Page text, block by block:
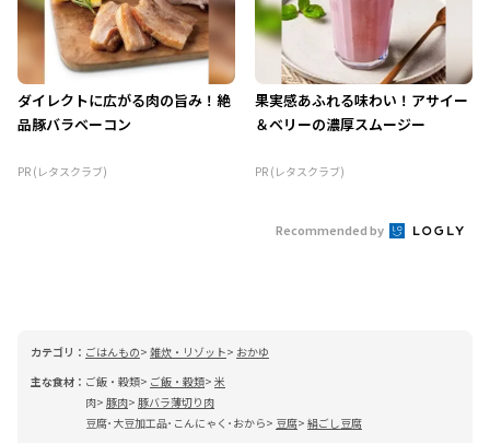
ダイレクトに広がる肉の旨み！絶
品豚バラベーコン
PR (レタスクラブ)
果実感あふれる味わい！アサイー
＆ベリーの濃厚スムージー
PR (レタスクラブ)
Recommended by
カテゴリ： ごはんもの 雑炊・リゾット
おかゆ
主な食材： ご飯・穀類 ご飯・穀類 米
肉 豚肉 豚バラ薄切り肉
豆腐･大豆加工品･こんにゃく･おから
豆腐 絹ごし豆腐